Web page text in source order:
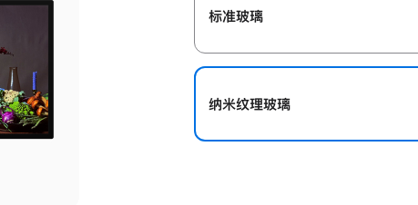
标准玻璃
纳米纹理玻璃